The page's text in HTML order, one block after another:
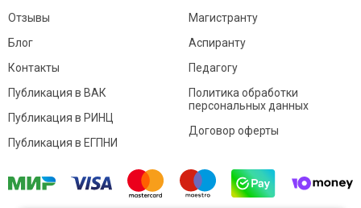
Отзывы
Блог
Контакты
Магистранту
Аспиранту
Педагогу
Публикация в ВАК
Публикация в РИНЦ
Публикация в ЕГПНИ
Политика обработки
персональных данных
Договор оферты